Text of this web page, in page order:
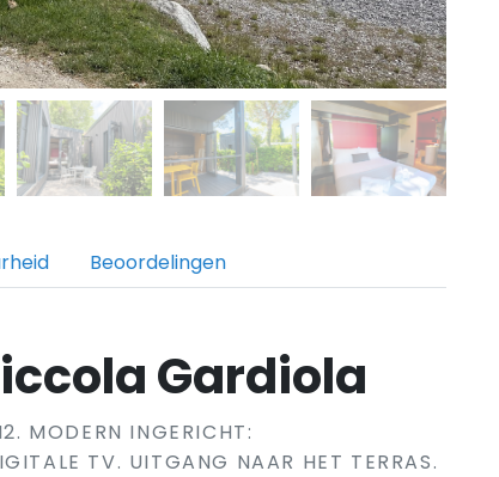
Beoordelingen
Gardiola
MODERN INGERICHT:
TV. UITGANG NAAR HET TERRAS.